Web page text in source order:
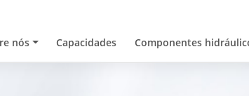
nós Capacidades Componentes